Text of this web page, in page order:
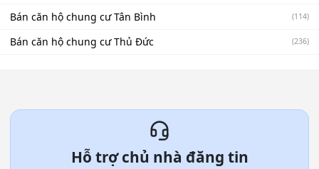
Bán căn hộ chung cư Tân Bình (114)
Bán căn hộ chung cư Thủ Đức (236)
Hỗ trợ chủ nhà đăng tin